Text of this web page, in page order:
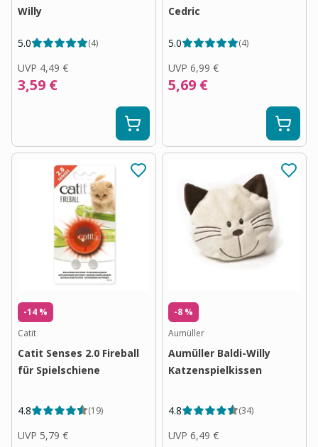
Willy
5.0 (4)
UVP 4,49 €
3,59 €
Cedric
5.0 (4)
UVP 6,99 €
5,69 €
-14 %
Catit
Catit Senses 2.0 Fireball
für Spielschiene
4.8 (19)
UVP 5,79 €
-8 %
Aumüller
Aumüller Baldi-Willy
Katzenspielkissen
4.8 (34)
UVP 6,49 €